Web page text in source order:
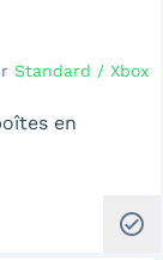
Standard / Xbox
en
check_circle